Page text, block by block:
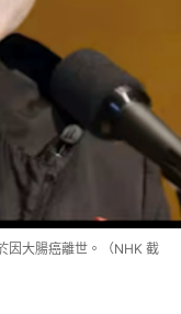
因大腸癌離世。（NHK 截